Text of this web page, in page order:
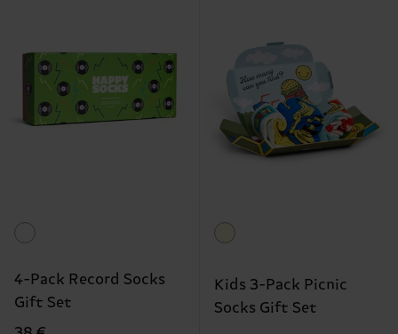
4-Pack Record Socks
Gift Set
Kids 3-Pack Picnic
Socks Gift Set